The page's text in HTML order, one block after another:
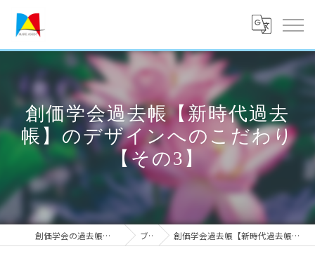
創価学会過去帳【新時代過去
帳】のデザインへのこだわり
【その3】
創価学会の過去帳なら実績のメークアシスト ブログ 創価学会過去帳【新時代過去帳】のデザインへのこだわり【その3】